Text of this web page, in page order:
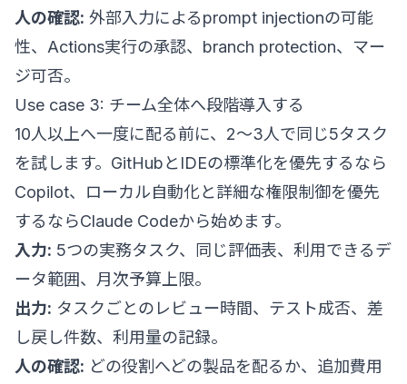
人の確認: 外部入力によるprompt injectionの可能
性、Actions実行の承認、branch protection、マー
ジ可否。
Use case 3: チーム全体へ段階導入する
10人以上へ一度に配る前に、2〜3人で同じ5タスク
を試します。GitHubとIDEの標準化を優先するなら
Copilot、ローカル自動化と詳細な権限制御を優先
するならClaude Codeから始めます。
入力: 5つの実務タスク、同じ評価表、利用できるデ
ータ範囲、月次予算上限。
出力: タスクごとのレビュー時間、テスト成否、差
し戻し件数、利用量の記録。
人の確認: どの役割へどの製品を配るか、追加費用